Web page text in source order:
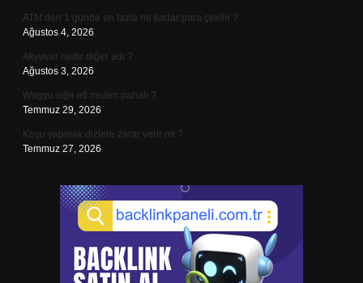
ATM’den 1 günde en fazla ne kadar para çekilir ?
Ağustos 4, 2026
Akyuvar nedir diğer adı ?
Ağustos 3, 2026
Wagyu sığır eti neden pahalı ?
Temmuz 29, 2026
Koşu yapmak dizlere zarar verir mi ?
Temmuz 27, 2026